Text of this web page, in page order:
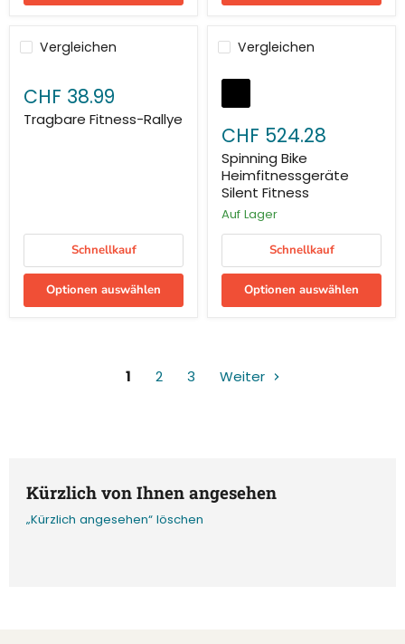
Vergleichen
CHF 38.99
Tragbare Fitness-Rallye
Schnellkauf
Optionen auswählen
Vergleichen
CHF 524.28
Spinning Bike
Heimfitnessgeräte
Silent Fitness
Auf Lager
Schnellkauf
Optionen auswählen
1 2 3 Weiter
Kürzlich von Ihnen angesehen
„Kürzlich angesehen“ löschen